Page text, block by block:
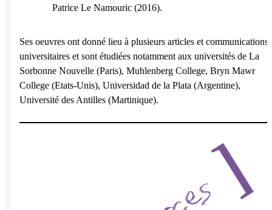
Patrice Le Namouric (2016).
Ses oeuvres ont donné lieu à plusieurs articles et communications
universitaires et sont étudiées notamment aux universités de La
Sorbonne Nouvelle (Paris), Muhlenberg College, Bryn Mawr
College (Etats-Unis), Universidad de la Plata (Argentine),
Université des Antilles (Martinique).